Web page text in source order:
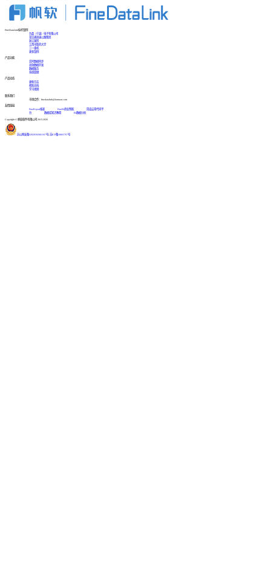
FineDataLink标杆案例
台晶（宁波）电子有限公司
某交通高速公路集团
浙江国贸
江西中医药大学
三一重机
更多案例
产品功能
实时数据同步
高效数据开发
数据服务
系统管理
产品动态
更新日志
帮助文档
学习视频
联系我们
市场合作：finedatalink@fanruan.com
友情链接
FineReport报表
FineBI商业智能
简道云零代码平
台
数据库知识教程 BI数据分析
Copyright © 帆软软件有限公司 2015-2026
苏公网安备32020502001567号 苏ICP备18065767号